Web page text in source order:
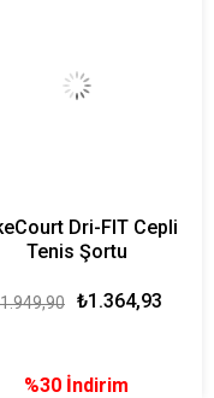
Dri-FIT Cepli
Tenis Şortu
₺1.364,93
%30 İndirim